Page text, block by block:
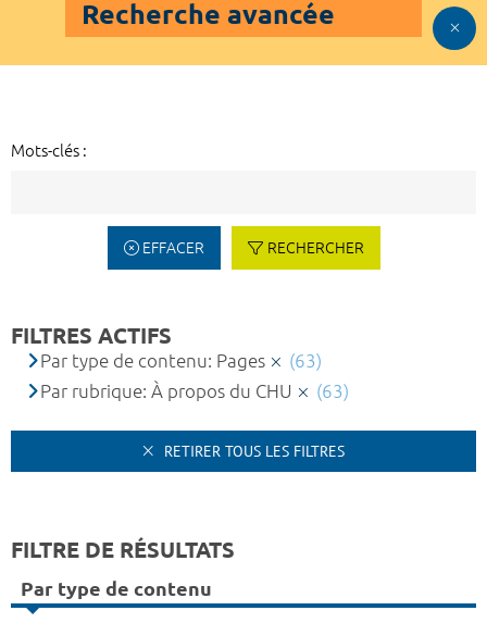
Recherche avancée
Mots-clés :
EFFACER RECHERCHER
FILTRES ACTIFS
Par type de contenu: Pages
(63)
Par rubrique: À propos du CHU
(63)
RETIRER TOUS LES FILTRES
FILTRE DE RÉSULTATS
Par type de contenu